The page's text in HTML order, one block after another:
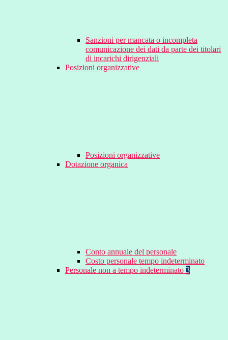
Sanzioni per mancata o incompleta
comunicazione dei dati da parte dei titolari
di incarichi dirigenziali
Posizioni organizzative
Posizioni organizzative
Dotazione organica
Conto annuale del personale
Costo personale tempo indeterminato
Personale non a tempo indeterminato 3